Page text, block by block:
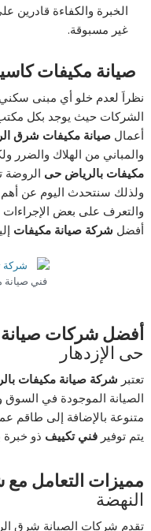
الخبرة والكفاءة قادرين
غير مسبوقة.
صيانة مكيفات
نظراَ لعدم خلو أي مبنى سكني
الشركات حيث يوجد بكل
أعمالصيانة مكيفات شرق
والمباني من الهلاك والضرر
مكيفات بالرياض حى الروضة
ولذلك سنتحدث اليوم عن أهم
والتعرف على بعض الإجراءات
أفضل شركة صيانة مكيفات
فني صيانة
أفضل شركات
حى الإزدهار
تعتبر شركة صيانة مكيفات
الصيانة الموجودة في
متنوعة بالإضافة إلى طاقم
يتم توفيرفني تكييف ذو خبرة
مميزات التعامل مع
النهضة
تقدم شركات الصيانة شرق